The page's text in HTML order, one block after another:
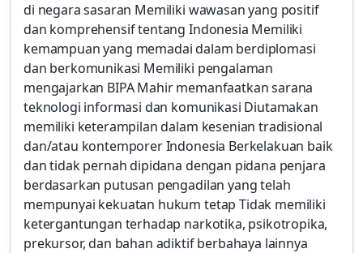
di negara sasaran Memiliki wawasan yang positif
dan komprehensif tentang Indonesia Memiliki
kemampuan yang memadai dalam berdiplomasi
dan berkomunikasi Memiliki pengalaman
mengajarkan BIPA Mahir memanfaatkan sarana
teknologi informasi dan komunikasi Diutamakan
memiliki keterampilan dalam kesenian tradisional
dan/atau kontemporer Indonesia Berkelakuan baik
dan tidak pernah dipidana dengan pidana penjara
berdasarkan putusan pengadilan yang telah
mempunyai kekuatan hukum tetap Tidak memiliki
ketergantungan terhadap narkotika, psikotropika,
prekursor, dan bahan adiktif berbahaya lainnya